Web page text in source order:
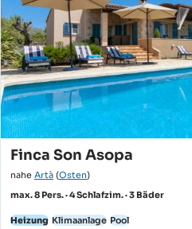
Finca Son Asopa
nahe Artà (Osten)
max. 8 Pers. · 4 Schlafzim. · 3 Bäder
Heizung Klimaanlage Pool